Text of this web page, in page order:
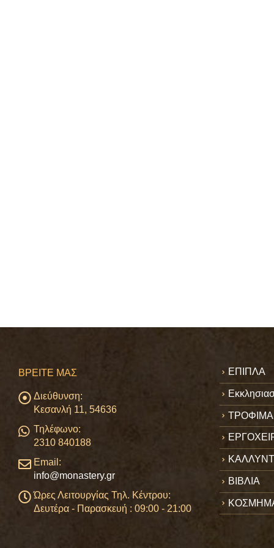
ΒΡΕΊΤΕ ΜΑΣ
Διεύθυνση:
Κεσανλή 11, 54636
Τηλέφωνο:
2310 840188
Email:
info@monastery.gr
Ώρες Λειτουργίας Τηλ. Κέντρου:
Δευτέρα - Παρασκευή : 09:00 - 21:00
ΕΠΙΠΛΑ
ΤΡΟΦΙΜΑ
ΒΙΒΛΙΑ